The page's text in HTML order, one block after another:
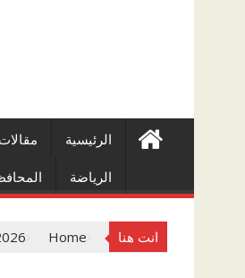
الرئيسية مقالات
الرياضة
انت هنا Home